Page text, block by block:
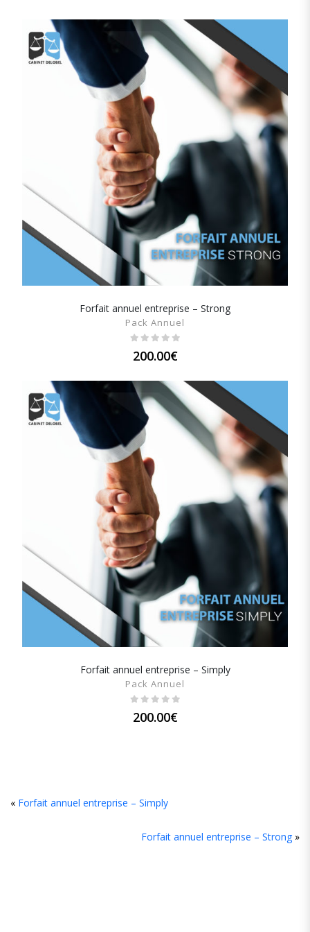
SHOW DETAILS
Forfait annuel entreprise – Strong
Pack Annuel
200.00€
SHOW DETAILS
Forfait annuel entreprise – Simply
Pack Annuel
200.00€
« Forfait annuel entreprise – Simply
Forfait annuel entreprise – Strong »